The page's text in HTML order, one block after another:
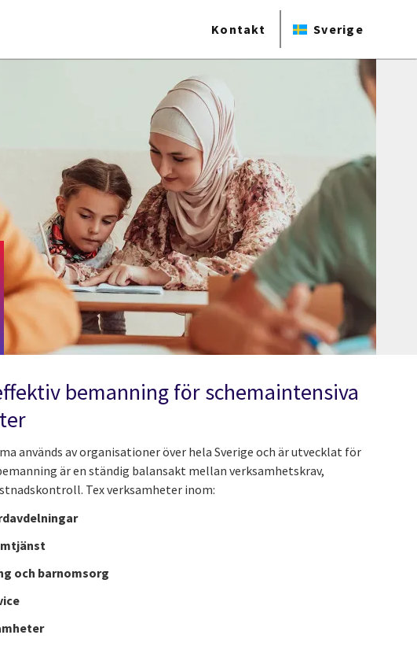
Kontakt Sverige
bemanning för schemaintensiva
används av organisationer över hela Sverige och är utvecklat för
är en ständig balansakt mellan verksamhetskrav,
Tex verksamheter inom:
och barnomsorg